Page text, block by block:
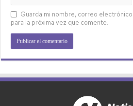
Guarda mi nombre, correo
para la próxima vez que comente.